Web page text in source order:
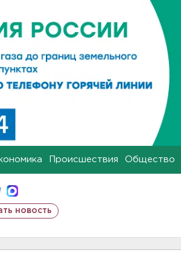
Происшествия Общество
новость